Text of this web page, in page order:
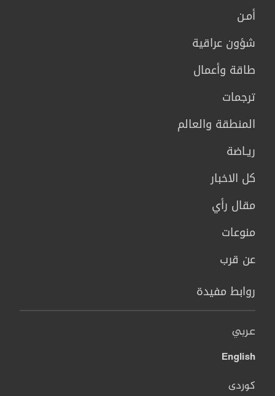
أمـن
شؤون عراقية
طاقة وأعمال
ترجمات
المنطقة والعالم
ريـاضة
كل الاخبار
مقال رأي
منوعات
عن قرب
روابط مفيدة
عربي
English
کوردی